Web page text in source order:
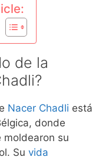
de la
Nacer Chadli está
donde
moldearon su
Su vida